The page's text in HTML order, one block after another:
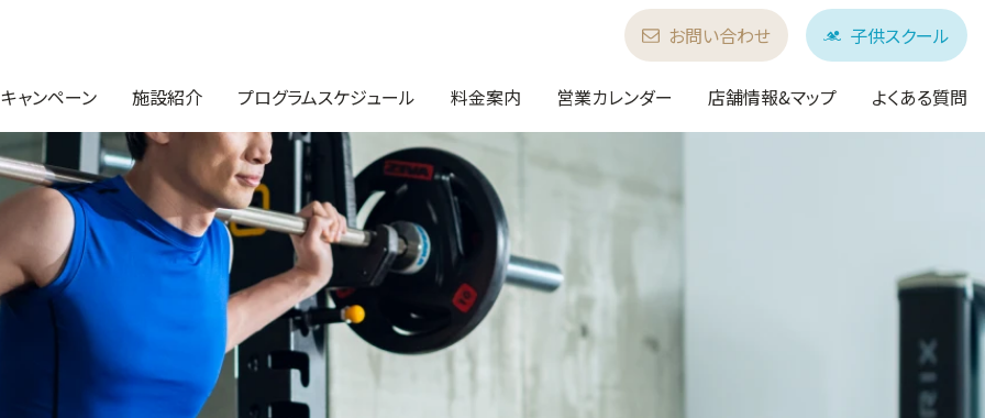
ャンペーン 施設紹介 プログラムスケジュール 料金案内 営業カレンダー 店舗情報&マップ よくある質問
お問い合わせ 子供スクール